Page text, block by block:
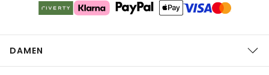
DAMEN